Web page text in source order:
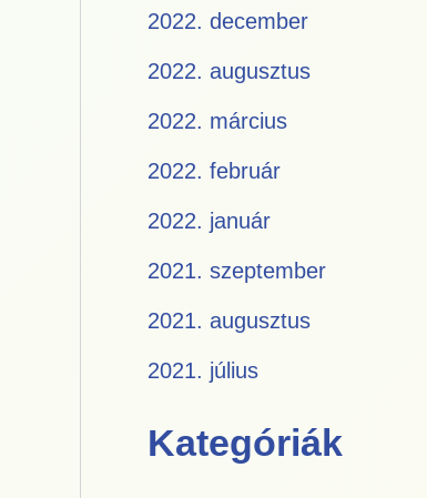
2022. december
2022. augusztus
2022. március
2022. február
2022. január
2021. szeptember
2021. augusztus
2021. július
Kategóriák